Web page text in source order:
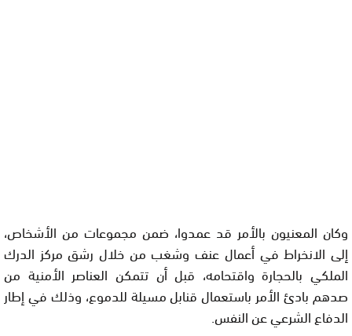
وكان المعنيون بالأمر قد عمدوا، ضمن مجموعات من الأشخاص،
إلى الانخراط في أعمال عنف وشغب من خلال رشق مركز الدرك
الملكي بالحجارة واقتحامه، قبل أن تتمكن العناصر الأمنية من
صدهم بادئ الأمر باستعمال قنابل مسيلة للدموع، وذلك في إطار
الدفاع الشرعي عن النفس.